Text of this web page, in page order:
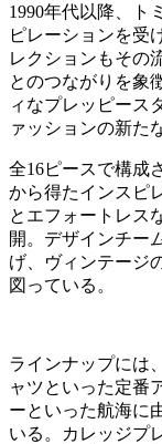
1990年代以降、ト
ピレーションを受
レクションもその
とのつながりを象
ィなプレッピース
ァッションの新た
全16ピースで構成
から得たインスピ
とエフォートレス
開。デザインチー
げ、ヴィンテージ
図っている。
ラインナップには
ャツといった定番
ーといった航海に
いる。カレッジプ